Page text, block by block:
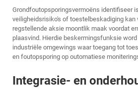
Grondfoutopsporingsvermoëns identifiseer
veiligheidsrisiko's of toestelbeskadiging kan
regstellende aksie moontlik maak voordat
plaasvind. Hierdie beskermingsfunksie
industriële omgewings waar toegang tot
en foutopsporing op outomatiese
Integrasie- en